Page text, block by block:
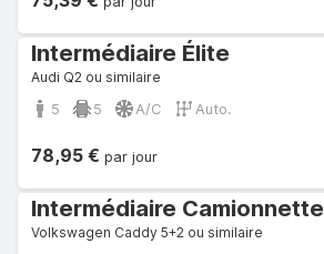
Intermédiaire Élite
Audi Q2 ou similaire
5 5 A/C Auto.
78,95 € par jour
Intermédiaire Camionnette
Volkswagen Caddy 5+2 ou similaire